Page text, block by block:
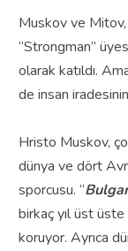
Muskov ve
“Strongman”
olarak katıldı.
de insan
Hristo Muskov,
dünya ve dört
sporcusu. “
birkaç yıl üst üste
koruyor. Ayrıca